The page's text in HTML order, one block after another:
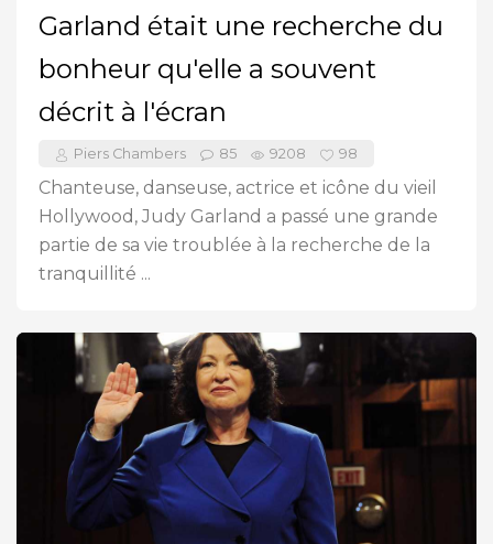
Garland était une recherche du
bonheur qu'elle a souvent
décrit à l'écran
Piers Chambers 85 9208 98
Chanteuse, danseuse, actrice et icône du vieil
Hollywood, Judy Garland a passé une grande
partie de sa vie troublée à la recherche de la
tranquillité ...